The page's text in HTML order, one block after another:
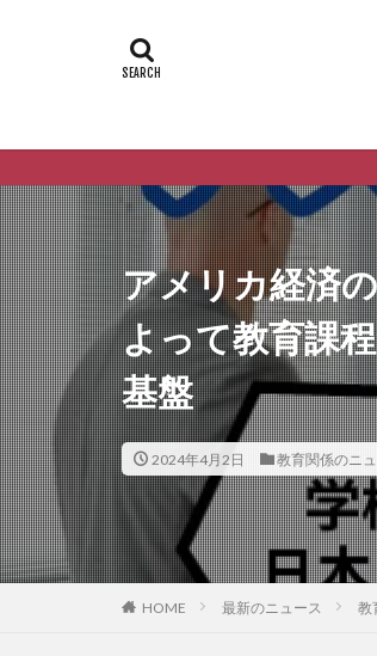
アメリカ経済
よって教育課
基盤
2024年4月2日 教育関係のニュ
HOME 最新のニュース 教